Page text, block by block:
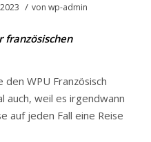
/ von wp-admin
französischen
WPU Französisch
auch, weil es irgendwann
auf jeden Fall eine Reise